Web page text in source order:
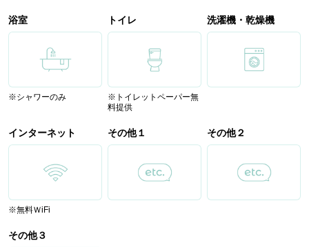
浴室
※シャワーのみ
トイレ
※トイレットペーパー無
料提供
洗濯機・乾燥機
インターネット
※無料ＷiFi
その他１ その他２
その他３